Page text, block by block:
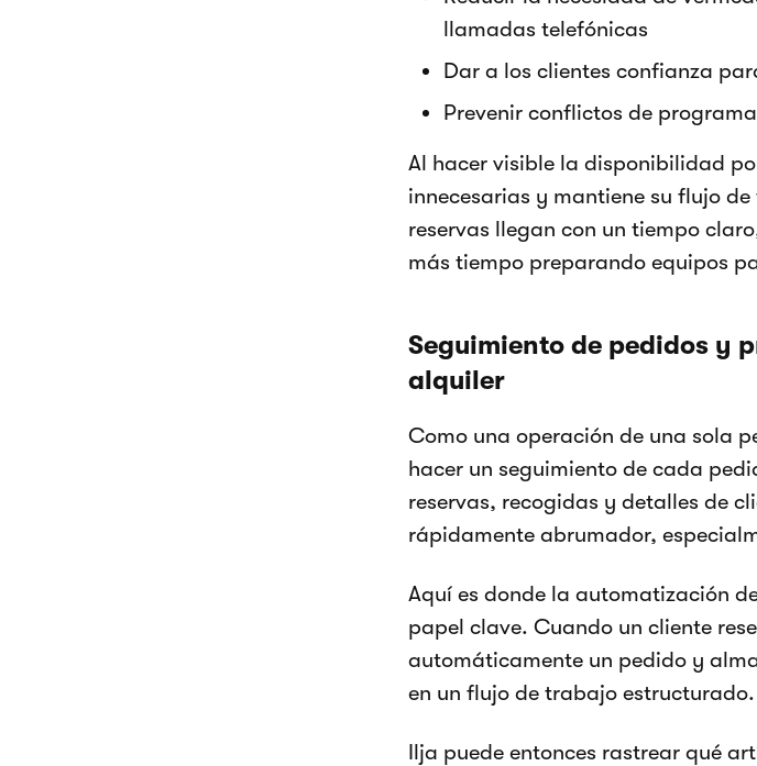
llamadas telefónicas
Dar a los clientes confianza
Prevenir conflictos de
Al hacer visible la disponibilidad
innecesarias y mantiene su flujo
reservas llegan con un tiempo
más tiempo preparando equipos
Seguimiento de pedidos y
alquiler
Como una operación de una sola
hacer un seguimiento de cada
reservas, recogidas y detalles de
rápidamente abrumador,
Aquí es donde la automatización
papel clave. Cuando un cliente
automáticamente un pedido y
en un flujo de trabajo estructurado.
Ilja puede entonces rastrear qué